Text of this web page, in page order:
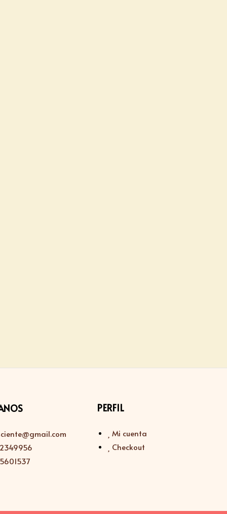
PERFIL
Mi cuenta
Checkout